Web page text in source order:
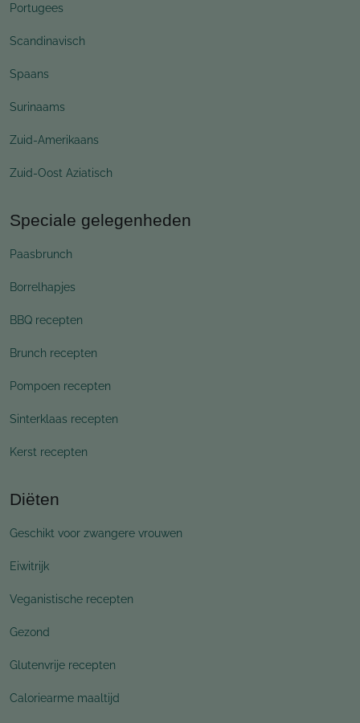
Portugees
Scandinavisch
Spaans
Surinaams
Zuid-Amerikaans
Zuid-Oost Aziatisch
Speciale gelegenheden
Paasbrunch
Borrelhapjes
BBQ recepten
Brunch recepten
Pompoen recepten
Sinterklaas recepten
Kerst recepten
Diëten
Geschikt voor zwangere vrouwen
Eiwitrijk
Veganistische recepten
Gezond
Glutenvrije recepten
Caloriearme maaltijd